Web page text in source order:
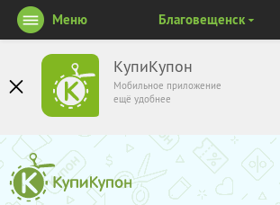
КупиКупон
Мобильное приложение
ещё удобнее
Меню Благовещенск